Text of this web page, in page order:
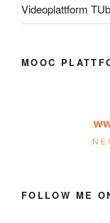
Videoplattform
MOOC
FOLLOW ME